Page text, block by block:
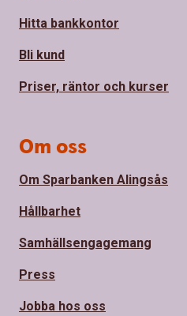
Hitta bankkontor
Bli kund
Priser, räntor och kurser
Om oss
Om Sparbanken Alingsås
Hållbarhet
Samhällsengagemang
Press
Jobba hos oss